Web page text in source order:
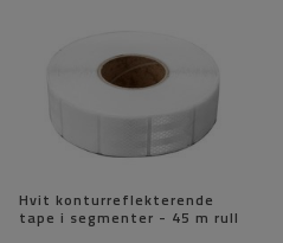
Hvit konturreflekterende
tape i segmenter - 45 m rull